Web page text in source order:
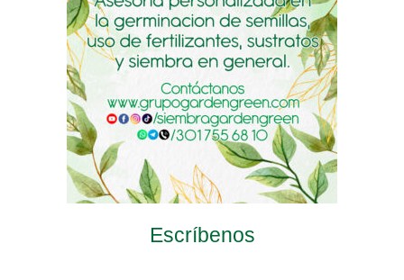
chosen
on
the
product
page
chosen
on
the
product
page
chosen
on
the
product
page
Escríbenos